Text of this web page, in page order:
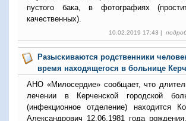
пустого бака, в фотографиях
качественных).
10.02.2019 17:43 |
Разыскиваются родственники
время находящегося в больнице
АНО «Милосердие» сообщает, что
лечении в Керченской городской
(инфекционное отделение) находится
Александрович 12.06.1981 года